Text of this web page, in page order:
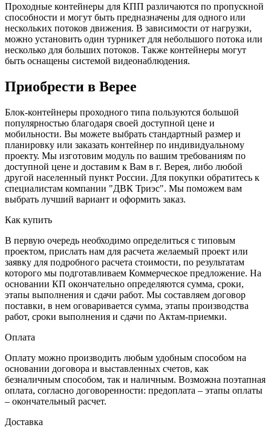
Проходные контейнеры для КПП различаются по пропускной
способности и могут быть предназначены для одного или
нескольких потоков движения. В зависимости от нагрузки,
можно установить один турникет для небольшого потока или
несколько для больших потоков. Также контейнеры могут
быть оснащены системой видеонаблюдения.
Приобрести в Верее
Блок-контейнеры проходного типа пользуются большой
популярностью благодаря своей доступной цене и
мобильности. Вы можете выбрать стандартный размер и
планировку или заказать контейнер по индивидуальному
проекту. Мы изготовим модуль по вашим требованиям по
доступной цене и доставим к Вам в г. Верея, либо любой
другой населенный пункт России. Для покупки обратитесь к
специалистам компании "ДВК Триэс". Мы поможем вам
выбрать лучший вариант и оформить заказ.
Как купить
В первую очередь необходимо определиться с типовым
проектом, прислать нам для расчета желаемый проект или
заявку для подробного расчета стоимости, по результатам
которого мы подготавливаем Коммерческое предложение. На
основании КП окончательно определяются сумма, сроки,
этапы выполнения и сдачи работ. Мы составляем договор
поставки, в нем оговаривается сумма, этапы производства
работ, сроки выполнения и сдачи по Актам-приемки.
Оплата
Оплату можно производить любым удобным способом на
основании договора и выставленных счетов, как
безналичным способом, так и наличным. Возможна поэтапная
оплата, согласно договоренности: предоплата – этапы оплаты
– окончательный расчет.
Доставка